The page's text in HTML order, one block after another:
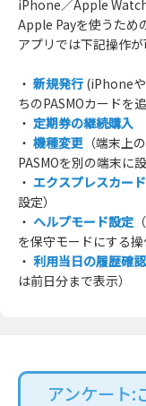
iPhone／Apple
Apple Payを使うため
アプリでは下記操作が
・ 新規発行 (iPhone
ちのPASMOカードを
・ 定期券の継続購入
・ 機種変更 （端末上
PASMOを別の端末に
・ エクスプレスカー
設定）
・ ヘルプモード設定
を保守モードにする操
・ 利用当日の履歴確認
は前日分まで表示）
アンケート: